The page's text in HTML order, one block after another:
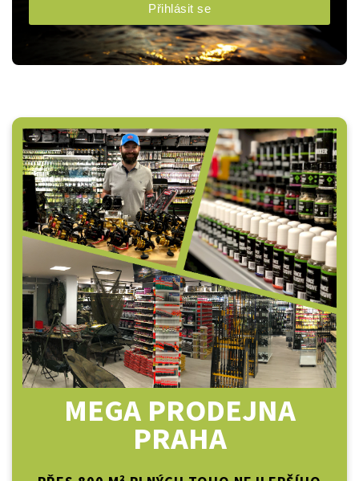
MEGA PRODEJNA
PRAHA
Přihlásit se